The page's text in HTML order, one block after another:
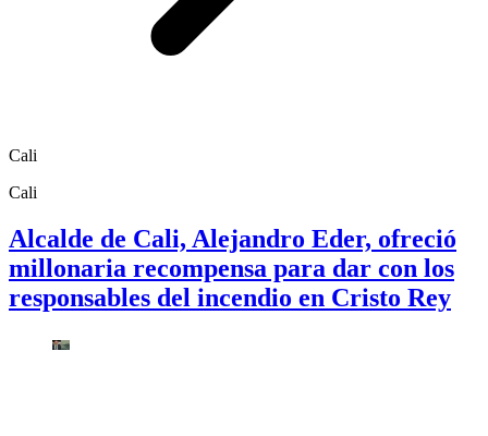
Cali
Cali
Alcalde de Cali, Alejandro Eder, ofreció
millonaria recompensa para dar con los
responsables del incendio en Cristo Rey